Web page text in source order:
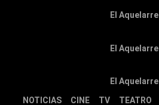
El Aquelarre
El Aquelarre
El Aquelarre
NOTICIAS
CINE TV TEATRO